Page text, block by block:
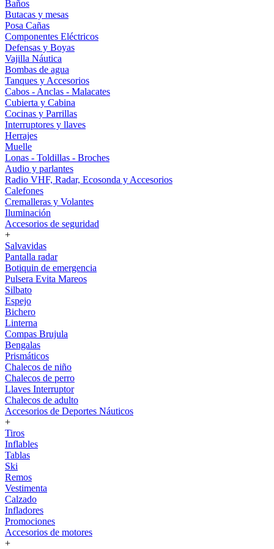
Baños
Butacas y mesas
Posa Cañas
Componentes Eléctricos
Defensas y Boyas
Vajilla Náutica
Bombas de agua
Tanques y Accesorios
Cabos - Anclas - Malacates
Cubierta y Cabina
Cocinas y Parrillas
Interruptores y llaves
Herrajes
Muelle
Lonas - Toldillas - Broches
Audio y parlantes
Radio VHF, Radar, Ecosonda y Accesorios
Calefones
Cremalleras y Volantes
Iluminación
Accesorios de seguridad
+
Salvavidas
Pantalla radar
Botiquin de emergencia
Pulsera Evita Mareos
Silbato
Espejo
Bichero
Linterna
Compas Brujula
Bengalas
Prismáticos
Chalecos de niño
Chalecos de perro
Llaves Interruptor
Chalecos de adulto
Accesorios de Deportes Náuticos
+
Tiros
Inflables
Tablas
Ski
Remos
Vestimenta
Calzado
Infladores
Promociones
Accesorios de motores
+